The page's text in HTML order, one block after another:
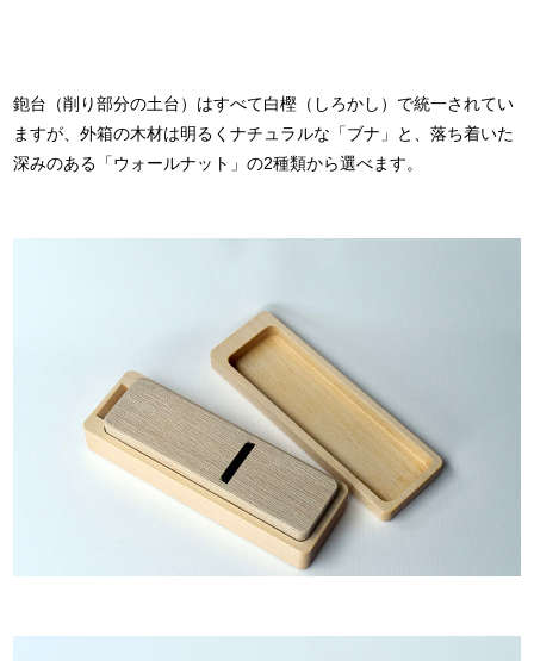
鉋台（削り部分の土台）はすべて白樫（しろかし）で統一されてい
ますが、外箱の木材は明るくナチュラルな「ブナ」と、落ち着いた
深みのある「ウォールナット」の2種類から選べます。